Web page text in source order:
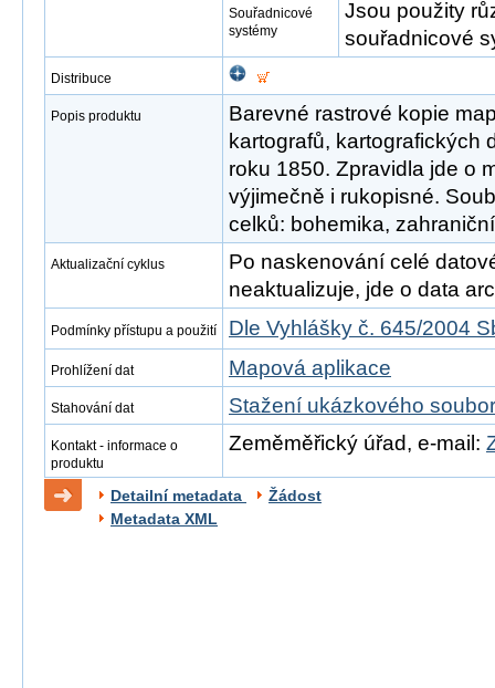
Souřadnicové
systémy
Jsou použity
souřadnicové
Distribuce
Popis produktu
Barevné rastrové kopie
kartografů, kartografických
roku 1850. Zpravidla jde o
výjimečně i rukopisné.
celků: bohemika,
Aktualizační cyklus
Po naskenování celé
neaktualizuje, jde o data
Podmínky přístupu a použití Dle Vyhlášky č. 645/2004
Prohlížení dat Mapová aplikace
Stahování dat Stažení ukázkového
Kontakt - informace o
produktu
Zeměměřický úřad, e-mail:
Detailní metadata
Žádost
Metadata XML